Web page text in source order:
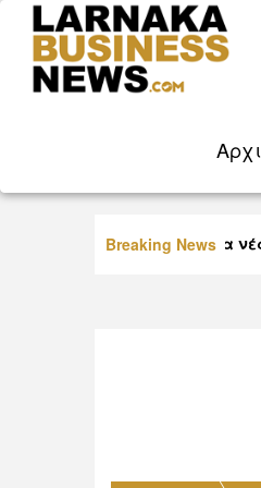
Breaking News
Οργή Βύρα για τα νέα